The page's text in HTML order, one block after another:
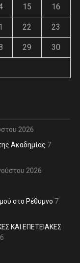
15 16
22 23
29 30
2026
Ακαδημίας 7
2026
στο Ρέθυμνο 7
ΚΑΙ ΕΠΕΤΕΙΑΚΕΣ